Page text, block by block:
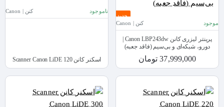
جدید
موجود
کنن | Canon
دورو، شبکه‌ای و بی‌سیم (فاقد جعبه)
37,999,000 تومان
ناموجود کنن | Canon
اسکنر کانن Scanner Canon LiDE 120